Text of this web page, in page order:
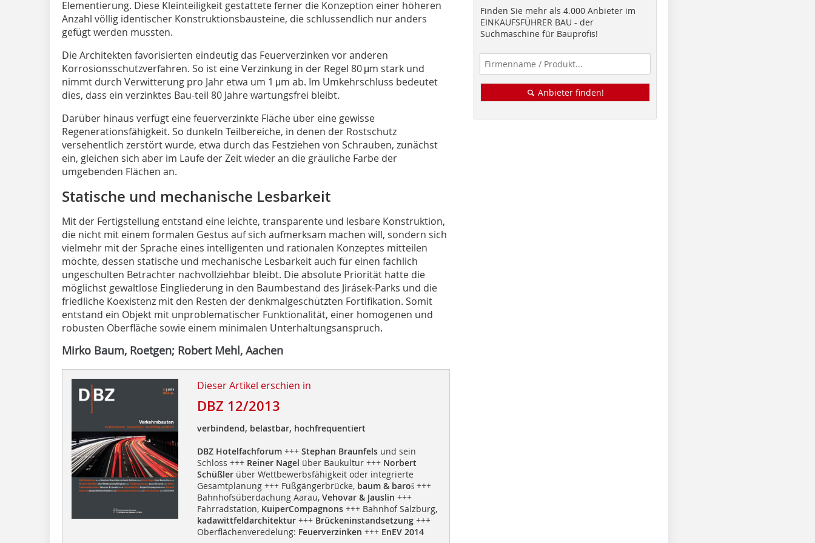
Elementierung. Diese Kleinteiligkeit gestattete ferner die Konzeption einer höheren
Anzahl völlig identischer Konstruktionsbausteine, die schlussendlich nur anders
gefügt werden mussten.
Die Architekten favorisierten eindeutig das Feuerverzinken vor anderen
Korrosionsschutzverfahren. So ist eine Verzinkung in der Regel 80 μm stark und
nimmt durch Verwitterung pro Jahr etwa um 1 μm ab. Im Umkehrschluss bedeutet
dies, dass ein verzinktes Bau­-teil 80 Jahre wartungsfrei bleibt.
Darüber hinaus verfügt eine feuerverzinkte Fläche über eine gewisse
Regenerationsfähigkeit. So dunkeln Teilbereiche, in denen der Rostschutz
versehentlich zerstört wurde, etwa durch das Festziehen von Schrauben, zunächst
ein, gleichen sich aber im Laufe der Zeit wieder an die gräuliche Farbe der
umgebenden Flächen an.
Statische und mechanische Lesbarkeit
Mit der Fertigstellung entstand eine leichte, transparente und lesbare Konstruktion,
die nicht mit einem formalen Gestus auf sich aufmerksam machen will, sondern sich
vielmehr mit der Sprache eines intelligenten und rationalen Konzeptes mitteilen
möchte, dessen statische und mechanische Lesbarkeit auch für einen fachlich
ungeschulten Betrachter nachvollziehbar bleibt. Die absolute Priorität hatte die
möglichst gewaltlose Eingliederung in den Baumbestand des Jirásek-Parks und die
friedliche Koexistenz mit den Resten der denkmalgeschützten Fortifikation. Somit
entstand ein Objekt mit unproblematischer Funktionalität, einer homogenen und
robusten Oberfläche sowie einem minimalen Unterhaltungsanspruch.
Mirko Baum, Roetgen; Robert Mehl, Aachen
Dieser Artikel erschien in
DBZ 12/2013
verbindend, belastbar, hochfrequentiert
DBZ Hotelfachforum+++ Stephan Braunfelsund sein
Schloss +++Reiner Nagel über Baukultur +++Norbert
Schüßlerüber Wettbewerbsfähigkeit oder integrierte
Gesamtplanung +++ Fußgängerbrücke,baum & baroš+++
Bahnhofsüberdachung Aarau, Vehovar & Jauslin +++
Fahrradstation, KuiperCompagnons+++ Bahnhof Salzburg,
kadawittfeldarchitektur+++ Brückeninstandsetzung+++
Oberflächenveredelung: Feuerverzinken +++ EnEV 2014
Finden Sie mehr als 4.000 Anbieter im
EINKAUFSFÜHRER BAU - der
Suchmaschine für Bauprofis!
Anbieter finden!